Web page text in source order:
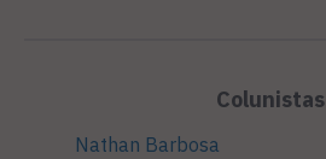
Colunistas
Nathan Barbosa